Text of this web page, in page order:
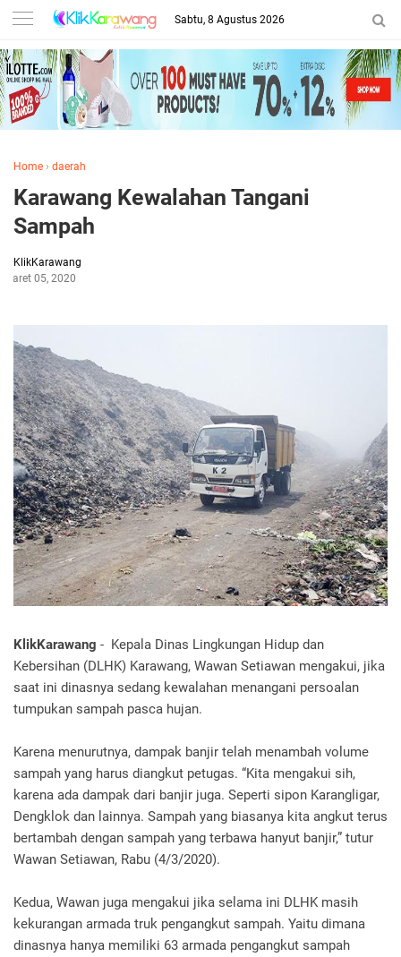
Sabtu, 8 Agustus 2026
Home › daerah
Karawang Kewalahan Tangani
Sampah
KlikKarawang
Maret 05, 2020
KlikKarawang - Kepala Dinas Lingkungan Hidup dan
Kebersihan (DLHK) Karawang, Wawan Setiawan mengakui, jika
saat ini dinasnya sedang kewalahan menangani persoalan
tumpukan sampah pasca hujan.
Karena menurutnya, dampak banjir telah menambah volume
sampah yang harus diangkut petugas. “Kita mengakui sih,
karena ada dampak dari banjir juga. Seperti sipon Karangligar,
Dengklok dan lainnya. Sampah yang biasanya kita angkut terus
bertambah dengan sampah yang terbawa hanyut banjir,” tutur
Wawan Setiawan, Rabu (4/3/2020).
Kedua, Wawan juga mengakui jika selama ini DLHK masih
kekurangan armada truk pengangkut sampah. Yaitu dimana
dinasnya hanya memiliki 63 armada pengangkut sampah